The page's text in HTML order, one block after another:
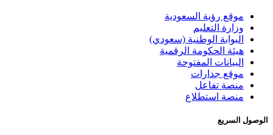
موقع رؤية السعودية
وزارة التعليم
البوابة الوطنية (سعودي)
هيئة الحكومة الرقمية
البيانات المفتوحة
موقع جدارات
منصة تفاعل
منصة استطلاع
الوصول السريع